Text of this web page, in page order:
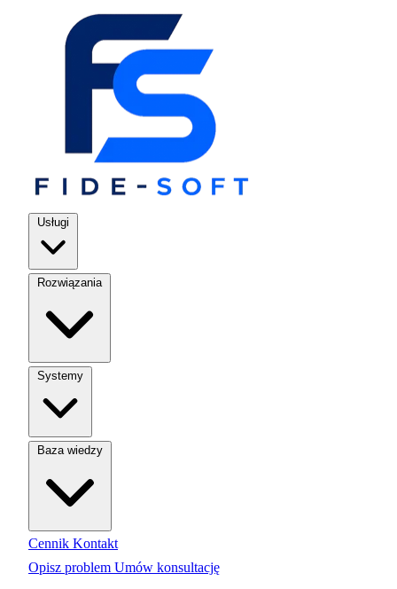
Rozwiązania
Cennik Kontakt
Opisz problem Umów konsultację